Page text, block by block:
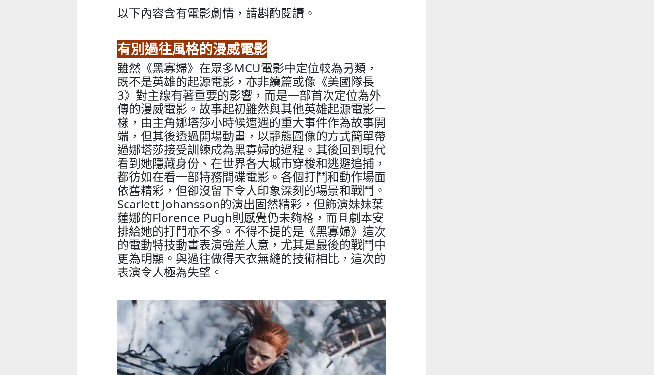
以下內容含有電影劇情，請斟酌閱讀。
有別過往風格的漫威電影
雖然《黑寡婦》在眾多MCU電影中定位較為另類，
既不是英雄的起源電影，亦非續篇或像《美國隊長
3》對主線有著重要的影響，而是一部首次定位為外
傳的漫威電影。故事起初雖然與其他英雄起源電影一
樣，由主角娜塔莎小時候遭遇的重大事件作為故事開
端，但其後透過開場動畫，以靜態圖像的方式簡單帶
過娜塔莎接受訓練成為黑寡婦的過程。其後回到現代
看到她隱藏身份、在世界各大城市穿梭和逃避追捕，
都彷如在看一部特務間碟電影。各個打鬥和動作場面
依舊精彩，但卻沒留下令人印象深刻的場景和戰鬥。
Scarlett Johansson的演出固然精彩，但飾演妹妹葉
蓮娜的Florence Pugh則感覺仍未夠格，而且劇本安
排給她的打鬥亦不多。不得不提的是《黑寡婦》這次
的電動特技動畫表演強差人意，尤其是最後的戰鬥中
更為明顯。與過往做得天衣無縫的技術相比，這次的
表演令人極為失望。